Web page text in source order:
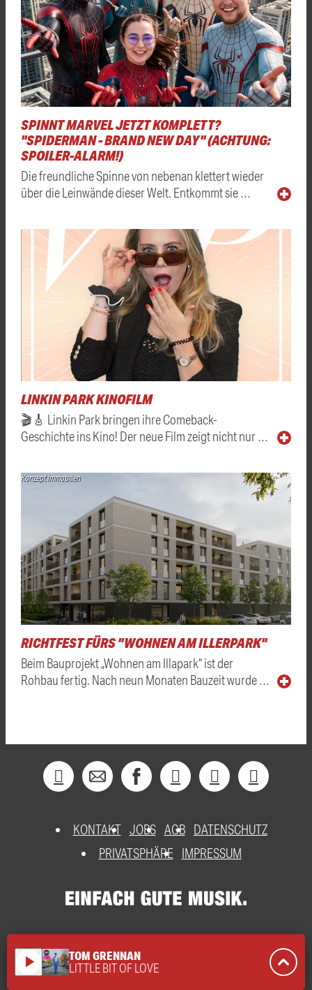
SPINNT MARVEL JETZT KOMPLETT?
"SPIDERMAN - BRAND NEW DAY" (ACHTUNG:
SPOILER-ALARM!)
Die freundliche Spinne von nebenan klettert wieder
über die Leinwände dieser Welt. Entkommt sie …
LINKIN PARK KINOFILM
🎬🎸 Linkin Park bringen ihre Comeback-
Geschichte ins Kino! Der neue Film zeigt nicht nur …
Konzept Immobilien
RICHTFEST FÜRS "WOHNEN AM ILLERPARK"
Beim Bauprojekt „Wohnen am Illapark“ ist der
Rohbau fertig. Nach neun Monaten Bauzeit wurde …
KONTAKT JOBS AGB DATENSCHUTZ
PRIVATSPHÄRE
IMPRESSUM
play_arrow TOM GRENNAN
LITTLE BIT OF LOVE